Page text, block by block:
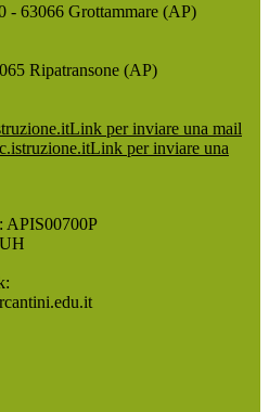
- 63066 Grottammare (AP)
Ripatransone (AP)
Link per inviare una mail
Link per inviare una
APIS00700P